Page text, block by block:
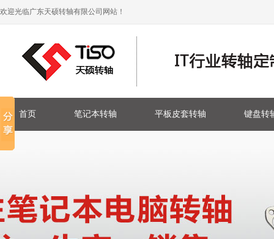
欢迎光临广东天硕转轴有限公司网站！
首页 笔记本转轴 平板皮套转轴 键盘转